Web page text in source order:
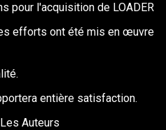
pour l'acquisition de LOADER
efforts ont été mis en œuvre
entière satisfaction.